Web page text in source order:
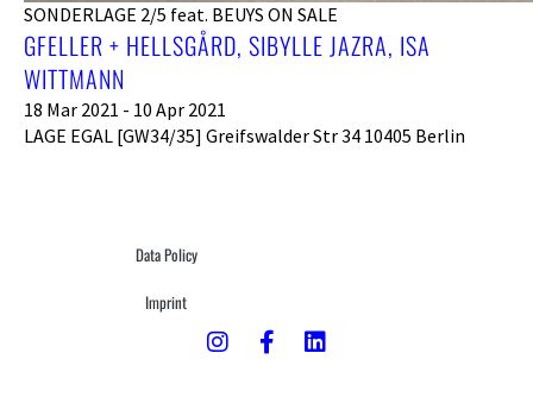
SONDERLAGE 2/5 feat. BEUYS ON SALE
GFELLER + HELLSGÅRD, SIBYLLE JAZRA, ISA
WITTMANN
18 Mar 2021 - 10 Apr 2021
LAGE EGAL [GW34/35] Greifswalder Str 34 10405 Berlin
Data Policy
Imprint